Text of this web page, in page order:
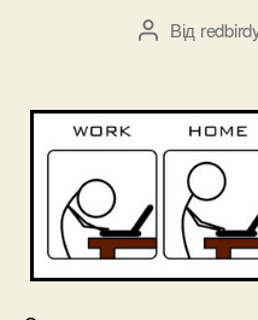
Автор
Від